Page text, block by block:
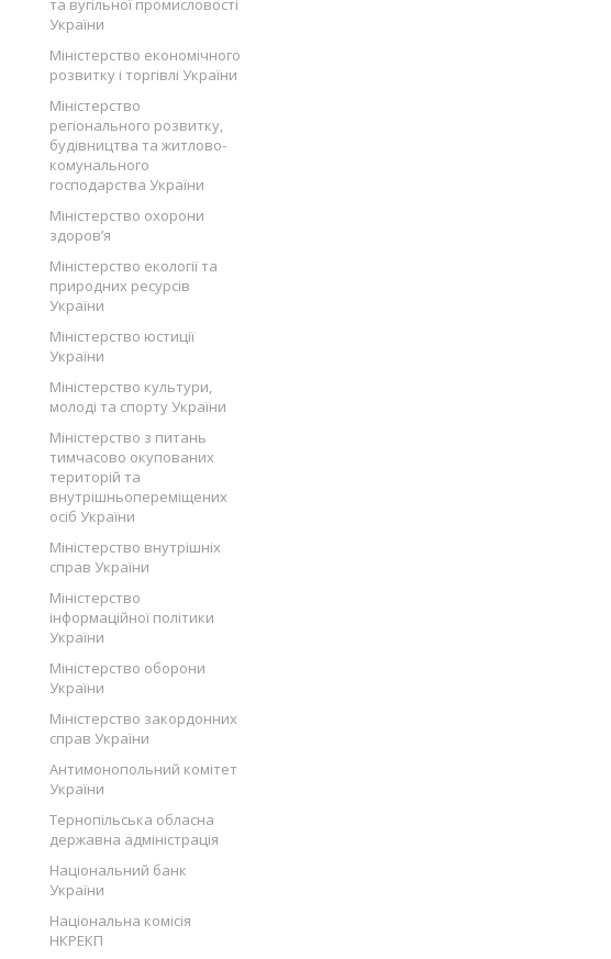
та вугільної промисловості
України
Міністерство економічного
розвитку і торгівлі України
Міністерство
регіонального розвитку,
будівництва та житлово-
комунального
господарства України
Міністерство охорони
здоров’я
Міністерство екології та
природних ресурсів
України
Міністерство юстиції
України
Міністерство культури,
молоді та спорту України
Міністерство з питань
тимчасово окупованих
територій та
внутрішньопереміщених
осіб України
Міністерство внутрішніх
справ України
Міністерство
інформаційної політики
України
Міністерство оборони
України
Міністерство закордонних
справ України
Антимонопольний комітет
України
Тернопільська обласна
державна адміністрація
Національний банк
України
Національна комісія
НКРЕКП